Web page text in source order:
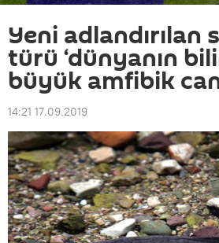
Yeni adlandırılan
türü ‘dünyanın
büyük amfibik
14:21 17.09.2019